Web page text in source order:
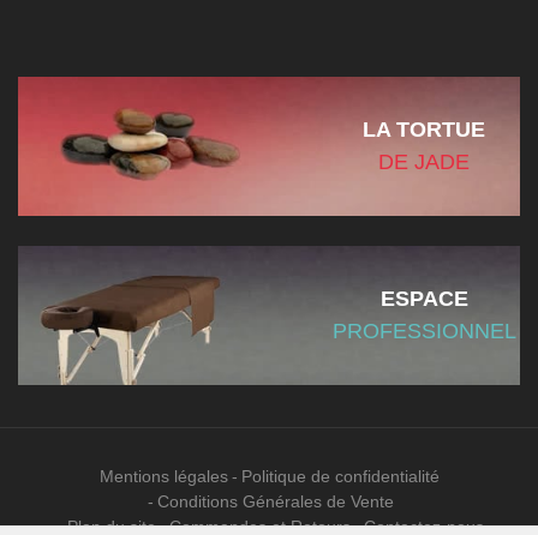
LA TORTUE
DE JADE
ESPACE
PROFESSIONNEL
Mentions légales
Politique de confidentialité
Conditions Générales de Vente
Plan du site
Commandes et Retours Contactez-nous